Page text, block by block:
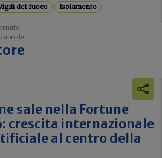
del fuoco Isolamento
sale nella Fortune
crescita internazionale
al centro della